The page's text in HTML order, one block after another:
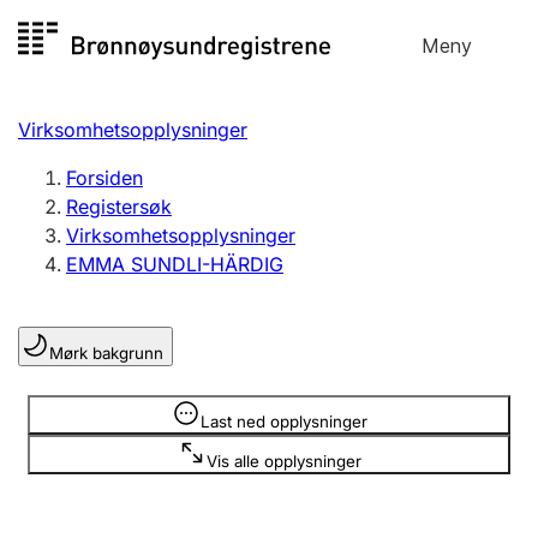
til
Meny
Registersøk
Aksjeselskap
Enkeltpersonforetak
Registrere, endre, slette
Lag og forening
Registrere, endre, slette
Virksomhetsopplysninger
Forsiden
Registersøk
Virksomhetsopplysninger
EMMA SUNDLI-HÄRDIG
Mørk bakgrunn
Last ned opplysninger
Vis alle opplysninger
Opplysninger er skjult